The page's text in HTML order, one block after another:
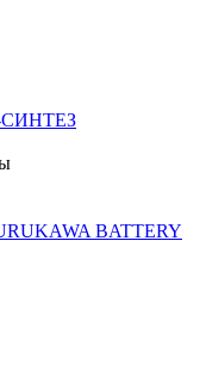
BATTERY